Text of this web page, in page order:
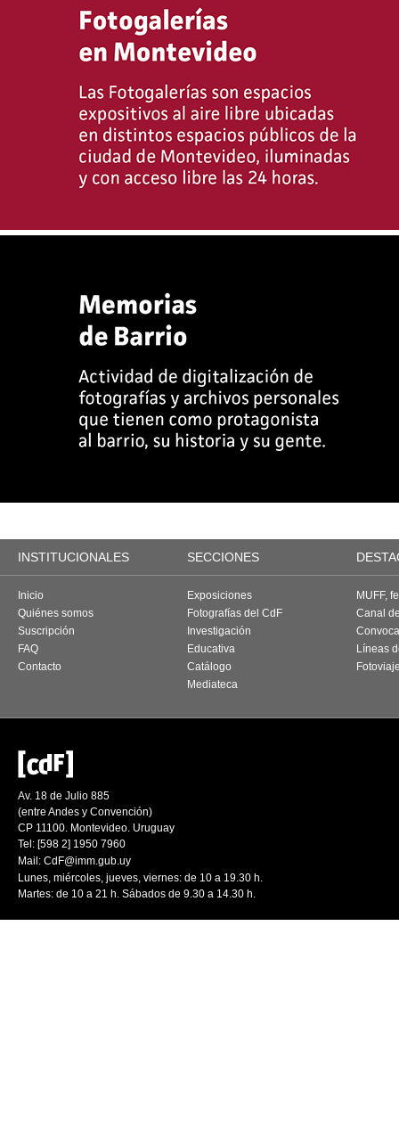
INSTITUCIONALES SECCIONES
Inicio
Quiénes somos
Suscripción
FAQ
Contacto
Exposiciones
Fotografías del CdF
Investigación
Educativa
Catálogo
Mediateca
MUFF,
Canal
Líneas
Av. 18 de Julio 885
(entre Andes y Convención)
CP 11100. Montevideo. Uruguay
Tel: [598 2] 1950 7960
Mail: CdF@imm.gub.uy
Lunes, miércoles, jueves, viernes: de 10 a 19.30 h.
Martes: de 10 a 21 h. Sábados de 9.30 a 14.30 h.